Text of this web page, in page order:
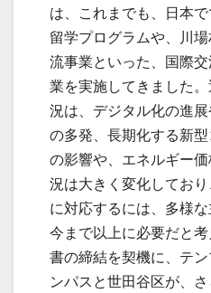
は、これまでも、日本
留学プログラムや、川
流事業といった、国際
業を実施してきました
況は、デジタル化の進
の多発、長期化する新
の影響や、エネルギー
況は大きく変化してお
に対応するには、多様
今まで以上に必要だと
書の締結を契機に、テ
ンパスと世田谷区が、